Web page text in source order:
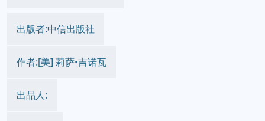
出版者:中信出版社
作者:[美] 莉萨•吉诺瓦
出品人: